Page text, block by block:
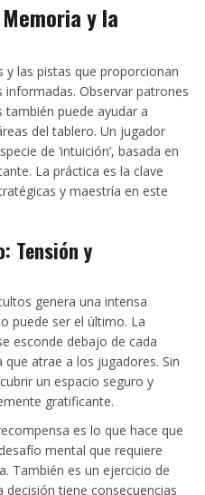
y la
y las pistas que proporcionan
Observar patrones
también puede ayudar a
del tablero. Un jugador
de ‘intuición’, basada en
La práctica es la clave
y maestría en este
Tensión y
genera una intensa
puede ser el último. La
esconde debajo de cada
atrae a los jugadores. Sin
un espacio seguro y
gratificante.
es lo que hace que
mental que requiere
También es un ejercicio de
tiene consecuencias